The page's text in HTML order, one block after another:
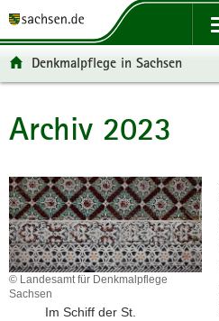
t
ü
e
r
g
r
e
f
t
n
v
i
g
a
t
o
p
n
a
l
t
t
e
n
f
o
r
m
a
t
t
-
e
r
e
i
c
h
Denkmalpflege in Sachsen
Hauptinhalt
Archiv 2023
© Landesamt für Denkmalpflege
Sachsen
Im Schiff der St.